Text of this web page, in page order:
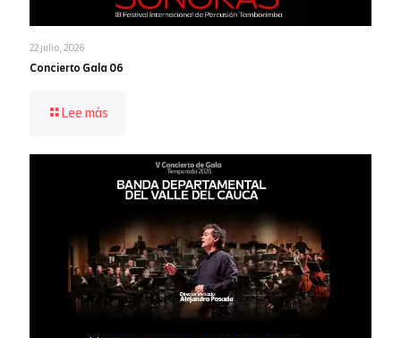
22 julio, 2026
Concierto Gala 06
Lee más